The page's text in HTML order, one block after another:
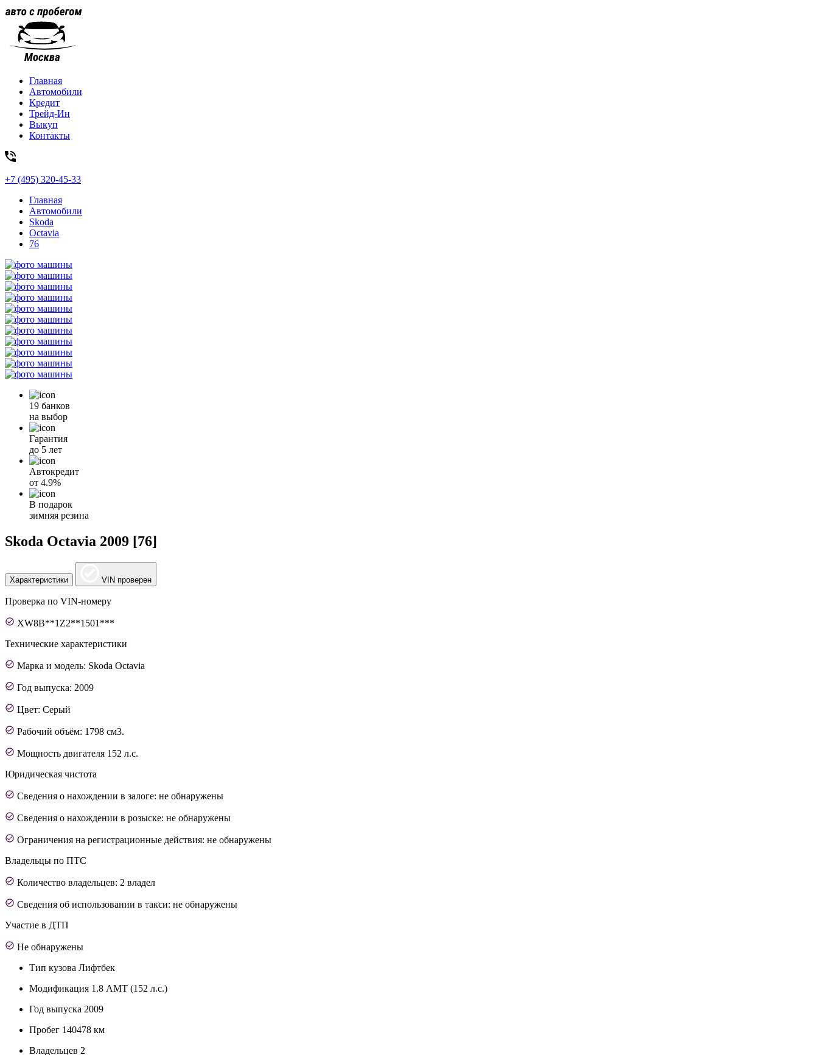
Главная
Автомобили
Кредит
Трейд-Ин
Выкуп
Контакты
+7 (495) 320-45-33
Главная
Автомобили
Skoda
Octavia
76
19 банков
на выбор
Гарантия
до 5 лет
Автокредит
от 4.9%
В подарок
зимняя резина
Skoda Octavia 2009 [76]
Характеристики VIN проверен
Проверка по VIN-номеру
XW8B**1Z2**1501***
Технические характеристики
Марка и модель: Skoda Octavia
Год выпуска: 2009
Цвет: Серый
Рабочий объём: 1798 см3.
Мощность двигателя 152 л.с.
Юридическая чистота
Сведения о нахождении в залоге: не обнаружены
Сведения о нахождении в розыске: не обнаружены
Ограничения на регистрационные действия: не обнаружены
Владельцы по ПТС
Количество владельцев: 2 владел
Сведения об использовании в такси: не обнаружены
Участие в ДТП
Не обнаружены
Тип кузова Лифтбек
Модификация 1.8 AMT (152 л.с.)
Год выпуска 2009
Пробег 140478 км
Владельцев 2